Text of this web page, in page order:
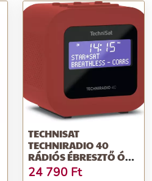
TECHNISAT
TECHNIRADIO 40
RÁDIÓS ÉBRESZTŐ ÓRA
- PIROS
24 790 Ft